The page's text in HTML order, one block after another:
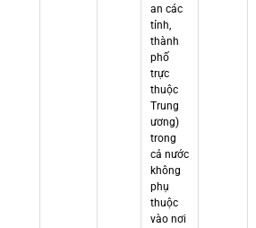
an các
tỉnh,
thành
phố
trực
thuộc
Trung
ương)
trong
cả nước
không
phụ
thuộc
vào nơi